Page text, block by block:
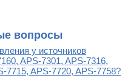
вопросы
у источников
APS-7301, APS-7316,
7715, APS-7720, APS-7758?